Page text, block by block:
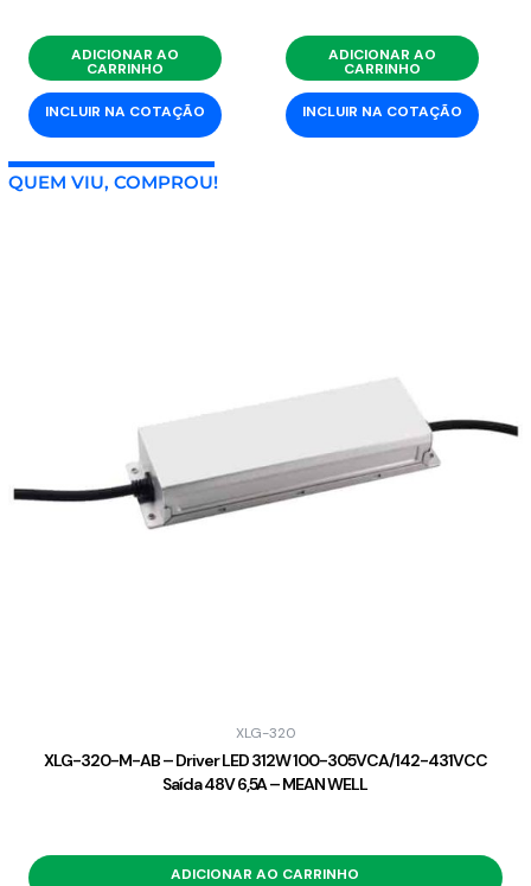
ADICIONAR AO
CARRINHO
INCLUIR NA COTAÇÃO
ADICIONAR AO
CARRINHO
INCLUIR NA COTAÇÃO
QUEM VIU, COMPROU!
XLG-320
XLG-320-M-AB – Driver LED 312W 100-305VCA/142-431VCC
Saída 48V 6,5A – MEAN WELL
ADICIONAR AO CARRINHO